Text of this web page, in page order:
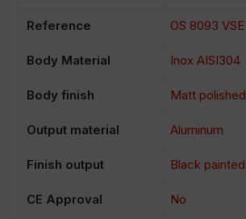
Reference OS 8093 VSE
Body Material Inox AISI304
Body finish Matt polished
Output material Aluminum
Finish output Black painted
CE Approval No